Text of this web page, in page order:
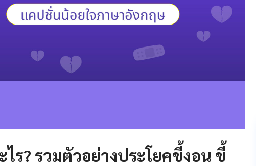
ร? รวมตัวอย่างประโยคขี้งอน ขี้